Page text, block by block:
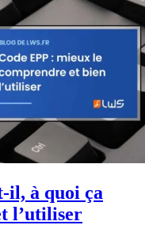
il, à quoi ça
l’utiliser